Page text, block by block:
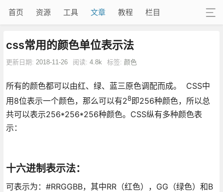
首页 资源 工具 文章 教程 栏目
css常用的颜色单位表示法
更新日期: 2018-11-26 阅读: 4.8k 标签: 颜色
所有的颜色都可以由红、绿、蓝三原色调配而成。 CSS中
用8位表示一个颜色，那么可以有28即256种颜色，所以总
共可以表示256*256*256种颜色。CSS纵有多种颜色表
示：
十六进制表示法：
可表示为：#RRGGBB，其中RR（红色），GG（绿色）和B